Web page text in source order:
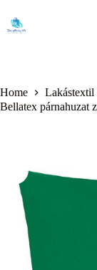
content
Home Lakástextil
Bellatex párnahuzat